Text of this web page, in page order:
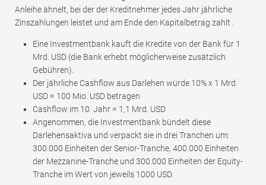
Anleihe ähnelt, bei der der Kreditnehmer jedes Jahr jährliche
Zinszahlungen leistet und am Ende den Kapitalbetrag zahlt .
Eine Investmentbank kauft die Kredite von der Bank für 1
Mrd. USD (die Bank erhebt möglicherweise zusätzlich
Gebühren).
Der jährliche Cashflow aus Darlehen würde 10% x 1 Mrd.
USD = 100 Mio. USD betragen
Cashflow im 10. Jahr = 1,1 Mrd. USD
Angenommen, die Investmentbank bündelt diese
Darlehensaktiva und verpackt sie in drei Tranchen um:
300.000 Einheiten der Senior-Tranche, 400.000 Einheiten
der Mezzanine-Tranche und 300.000 Einheiten der Equity-
Tranche im Wert von jeweils 1000 USD.